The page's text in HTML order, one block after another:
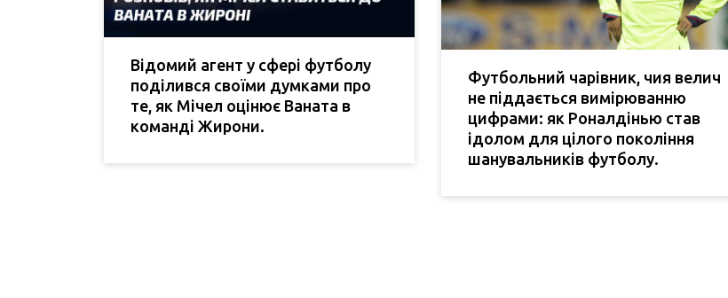
Відомий агент у сфері футболу
поділився своїми думками про
те, як Мічел оцінює Ваната в
команді Жирони.
Футбольний чарівник, чия велич
не піддається вимірюванню
цифрами: як Роналдінью став
ідолом для цілого покоління
шанувальників футболу.